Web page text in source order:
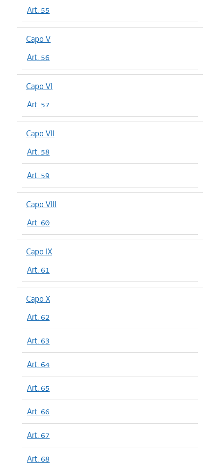
Art. 55
Capo V
Art. 56
Capo VI
Art. 57
Capo VII
Art. 58
Art. 59
Capo VIII
Art. 60
Capo IX
Art. 61
Capo X
Art. 62
Art. 63
Art. 64
Art. 65
Art. 66
Art. 67
Art. 68